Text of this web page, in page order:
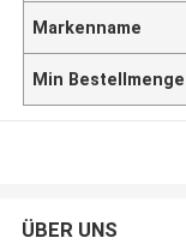
Markenname
Min Bestellmenge
ÜBER UNS